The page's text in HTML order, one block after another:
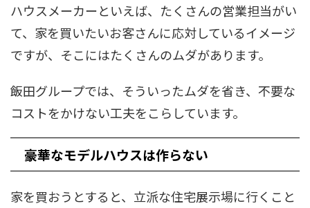
ハウスメーカーといえば、たくさんの営業担当がい
て、家を買いたいお客さんに応対しているイメージ
ですが、そこにはたくさんのムダがあります。
飯田グループでは、そういったムダを省き、不要な
コストをかけない工夫をこらしています。
豪華なモデルハウスは作らない
家を買おうとすると、立派な住宅展示場に行くこと